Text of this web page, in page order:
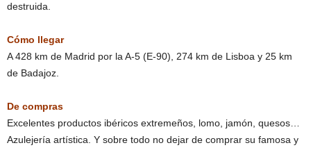
destruida.
Cómo llegar
A 428 km de Madrid por la A-5 (E-90), 274 km de Lisboa y 25 km
de Badajoz.
De compras
Excelentes productos ibéricos extremeños, lomo, jamón, quesos…
Azulejería artística. Y sobre todo no dejar de comprar su famosa y